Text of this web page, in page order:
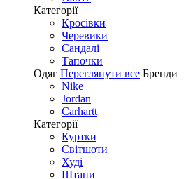
Категорії
Кросівки
Черевики
Сандалі
Tапочки
Одяг Переглянути все Бренди
Nike
Jordan
Carhartt
Категорії
Куртки
Світшоти
Худі
Штани